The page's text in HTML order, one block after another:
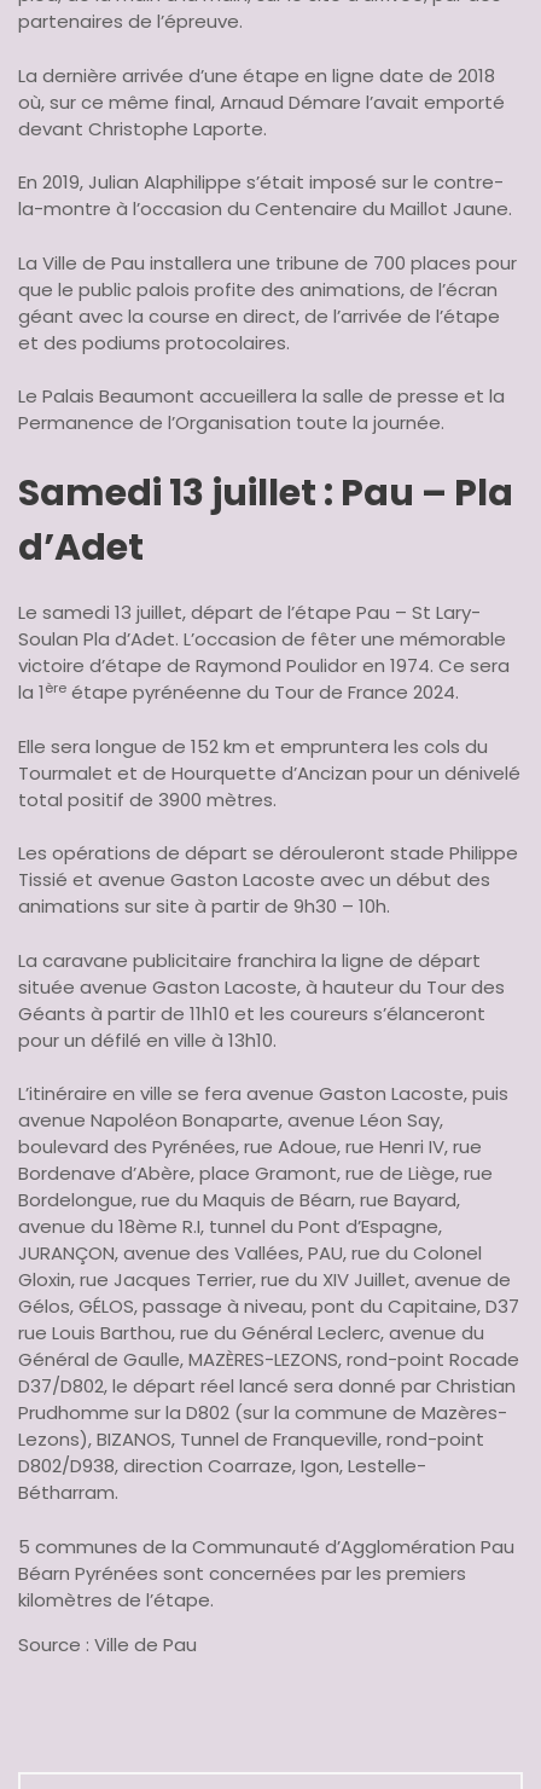
partenaires de l’épreuve.
La dernière arrivée d’une étape en ligne date de 2018
où, sur ce même final, Arnaud Démare l’avait emporté
devant Christophe Laporte.
En 2019, Julian Alaphilippe s’était imposé sur le contre-
la-montre à l’occasion du Centenaire du Maillot Jaune.
La Ville de Pau installera une tribune de 700 places pour
que le public palois profite des animations, de l’écran
géant avec la course en direct, de l’arrivée de l’étape
et des podiums protocolaires.
Le Palais Beaumont accueillera la salle de presse et la
Permanence de l’Organisation toute la journée.
Samedi 13 juillet : Pau – Pla
d’Adet
Le samedi 13 juillet, départ de l’étape Pau – St Lary-
Soulan Pla d’Adet. L’occasion de fêter une mémorable
victoire d’étape de Raymond Poulidor en 1974. Ce sera
la 1ère étape pyrénéenne du Tour de France 2024.
Elle sera longue de 152 km et empruntera les cols du
Tourmalet et de Hourquette d’Ancizan pour un dénivelé
total positif de 3900 mètres.
Les opérations de départ se dérouleront stade Philippe
Tissié et avenue Gaston Lacoste avec un début des
animations sur site à partir de 9h30 – 10h.
La caravane publicitaire franchira la ligne de départ
située avenue Gaston Lacoste, à hauteur du Tour des
Géants à partir de 11h10 et les coureurs s’élanceront
pour un défilé en ville à 13h10.
L’itinéraire en ville se fera avenue Gaston Lacoste, puis
avenue Napoléon Bonaparte, avenue Léon Say,
boulevard des Pyrénées, rue Adoue, rue Henri IV, rue
Bordenave d’Abère, place Gramont, rue de Liège, rue
Bordelongue, rue du Maquis de Béarn, rue Bayard,
avenue du 18ème R.I, tunnel du Pont d’Espagne,
JURANÇON, avenue des Vallées, PAU, rue du Colonel
Gloxin, rue Jacques Terrier, rue du XIV Juillet, avenue de
Gélos, GÉLOS, passage à niveau, pont du Capitaine, D37
rue Louis Barthou, rue du Général Leclerc, avenue du
Général de Gaulle, MAZÈRES-LEZONS, rond-point Rocade
D37/D802, le départ réel lancé sera donné par Christian
Prudhomme sur la D802 (sur la commune de Mazères-
Lezons), BIZANOS, Tunnel de Franqueville, rond-point
D802/D938, direction Coarraze, Igon, Lestelle-
Bétharram.
5 communes de la Communauté d’Agglomération Pau
Béarn Pyrénées sont concernées par les premiers
kilomètres de l’étape.
Source : Ville de Pau